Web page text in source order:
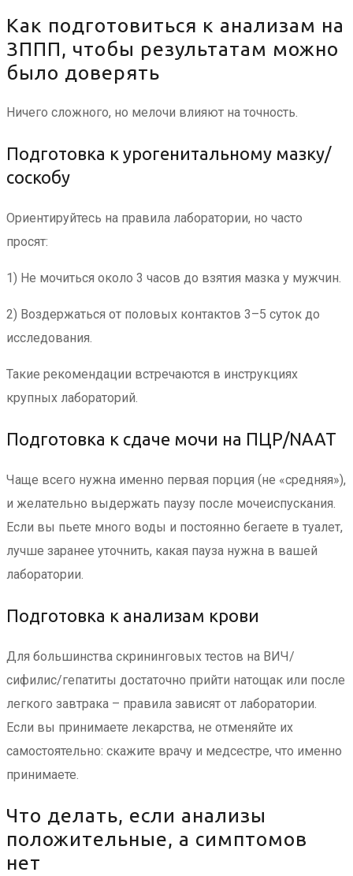
Как подготовиться к анализам на
ЗППП, чтобы результатам можно
было доверять
Ничего сложного, но мелочи влияют на точность.
Подготовка к урогенитальному мазку/
соскобу
Ориентируйтесь на правила лаборатории, но часто
просят:
1) Не мочиться около 3 часов до взятия мазка у мужчин.
2) Воздержаться от половых контактов 3–5 суток до
исследования.
Такие рекомендации встречаются в инструкциях
крупных лабораторий.
Подготовка к сдаче мочи на ПЦР/NAAT
Чаще всего нужна именно первая порция (не «средняя»),
и желательно выдержать паузу после мочеиспускания.
Если вы пьете много воды и постоянно бегаете в туалет,
лучше заранее уточнить, какая пауза нужна в вашей
лаборатории.
Подготовка к анализам крови
Для большинства скрининговых тестов на ВИЧ/
сифилис/гепатиты достаточно прийти натощак или после
легкого завтрака – правила зависят от лаборатории.
Если вы принимаете лекарства, не отменяйте их
самостоятельно: скажите врачу и медсестре, что именно
принимаете.
Что делать, если анализы
положительные, а симптомов
нет